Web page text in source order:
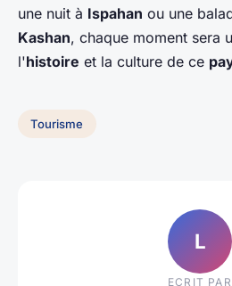
une nuit à Ispahan ou une
Kashan, chaque moment sera
l'histoire et la culture de ce
Tourisme
L
ECRIT PAR